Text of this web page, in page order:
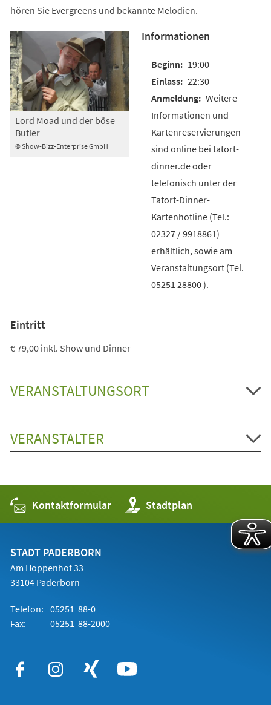
hören Sie Evergreens und bekannte Melodien.
© Show-Bizz-Enterprise GmbH
Lord Moad und der böse
Butler
Informationen
19:00
22:30
Weitere
Informationen und
Kartenreservierungen
sind online bei tatort-
dinner.de oder
telefonisch unter der
Tatort-Dinner-
Kartenhotline (Tel.:
02327 / 9918861)
erhältlich, sowie am
Veranstaltungsort (Tel.
05251 28800 ).
Eintritt
€ 79,00 inkl. Show und Dinner
VERANSTALTUNGSORT
VERANSTALTER
Kontaktformular Stadtplan
(Öffnet
in
einem
STADT PADERBORN
Am Hoppenhof 33
33104 Paderborn
Telefon: 05251 88-0
Fax:
05251 88-2000